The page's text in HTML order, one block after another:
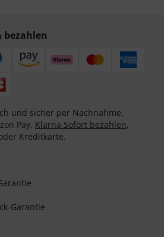
bezahlen
und sicher per Nachnahme,
Pay, Klarna Sofort bezahlen,
Kreditkarte.
Garantie